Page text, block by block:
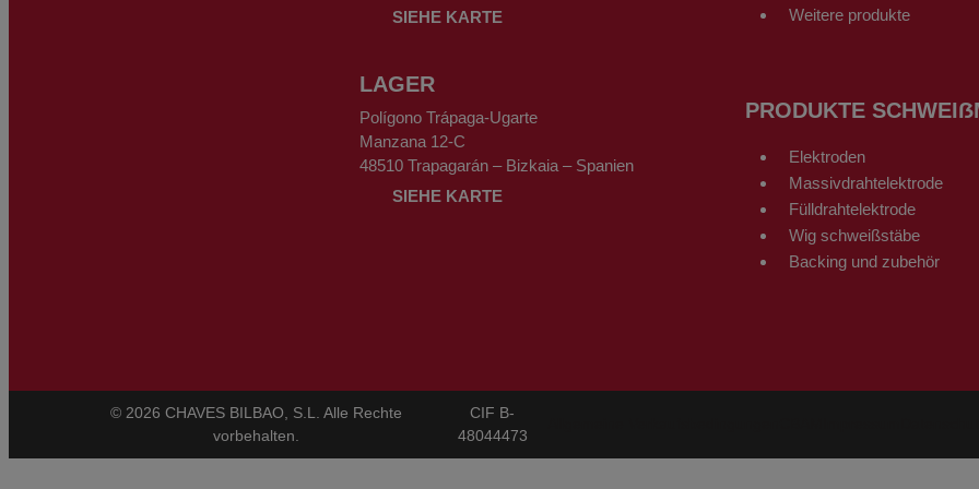
SIEHE KARTE
LAGER
Polígono Trápaga-Ugarte
Manzana 12-C
48510 Trapagarán – Bizkaia – Spanien
SIEHE KARTE
Weitere produkte
PRODUKTE
Elektroden
Massivdrahtelektrode
Fülldrahtelektrode
Wig schweißstäbe
Backing und zubehör
© 2026 CHAVES BILBAO, S.L. Alle Rechte
vorbehalten.
CIF B-
48044473